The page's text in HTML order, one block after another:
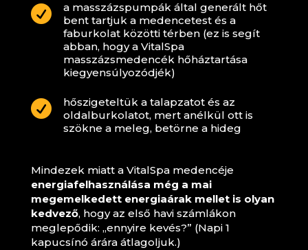

a masszázspumpák által generált hőt
bent tartjuk a medencetest és a
faburkolat közötti térben (ez is segít
abban, hogy a VitalSpa
masszázsmedencék hőháztartása
kiegyensúlyozódjék)

hőszigeteltük a talapzatot és az
oldalburkolatot, mert anélkül ott is
szökne a meleg, betörne a hideg
Mindezek miatt a VitalSpa medencéje
energiafelhasználása még a mai
megemelkedett energiaárak mellet is olyan
kedvező, hogy az első havi számlákon
meglepődik: „ennyire kevés?” (Napi 1
kapucsínó árára átlagoljuk.)